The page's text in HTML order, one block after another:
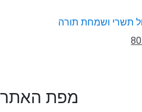
תשרי ושמחת תורה
מפת האתר